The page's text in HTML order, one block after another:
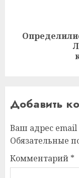
Следующая
Добавить
Ваш адрес email
Обязательные
Комментарий *